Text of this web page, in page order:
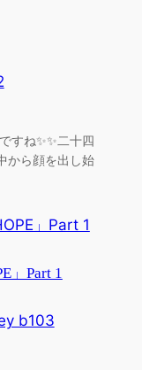
すね✨✨二十四
から顔を出し始
」Part 1
b103